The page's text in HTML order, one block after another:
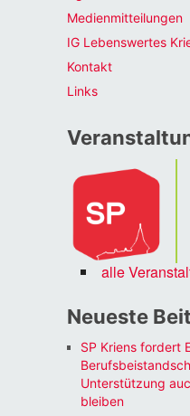
Medienmitteilungen
IG Lebenswertes
Kontakt
Links
alle
Neueste
SP Kriens fordert
Unterstützung
bleiben